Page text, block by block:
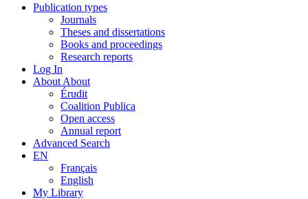
Publication types
Journals
Theses and dissertations
Books and proceedings
Research reports
Log In
About About
Érudit
Coalition Publica
Open access
Annual report
Advanced Search
EN
Français
English
My Library